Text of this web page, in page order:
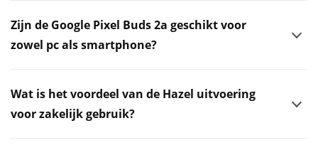
Zijn de Google Pixel Buds 2a geschikt voor
zowel pc als smartphone?
Wat is het voordeel van de Hazel uitvoering
voor zakelijk gebruik?